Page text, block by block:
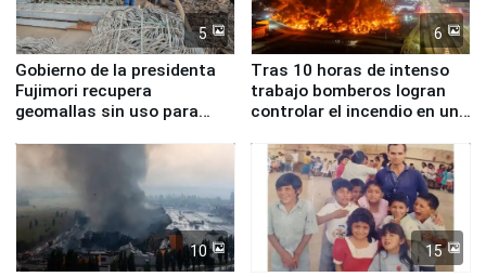
5
Gobierno de la presidenta
Fujimori recupera
geomallas sin uso para
Fenómeno El Niño
6
Tras 10 horas de intenso
trabajo bomberos logran
controlar el incendio en una
de Chile
10 15